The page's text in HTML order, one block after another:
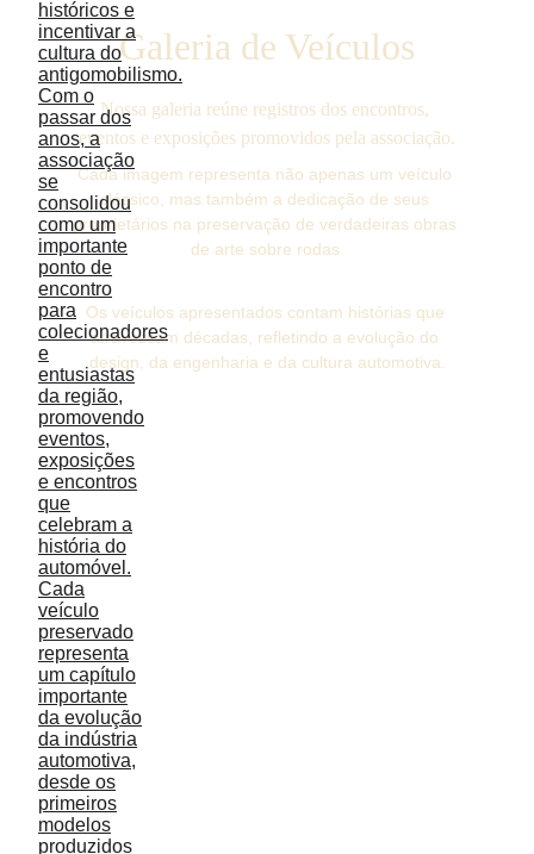
Galeria de Veículos
Nossa galeria reúne registros dos encontros,
eventos e exposições promovidos pela associação.
Cada imagem representa não apenas um veículo
clássico, mas também a dedicação de seus
proprietários na preservação de verdadeiras obras
de arte sobre rodas.
Os veículos apresentados contam histórias que
atravessam décadas, refletindo a evolução do
design, da engenharia e da cultura automotiva.